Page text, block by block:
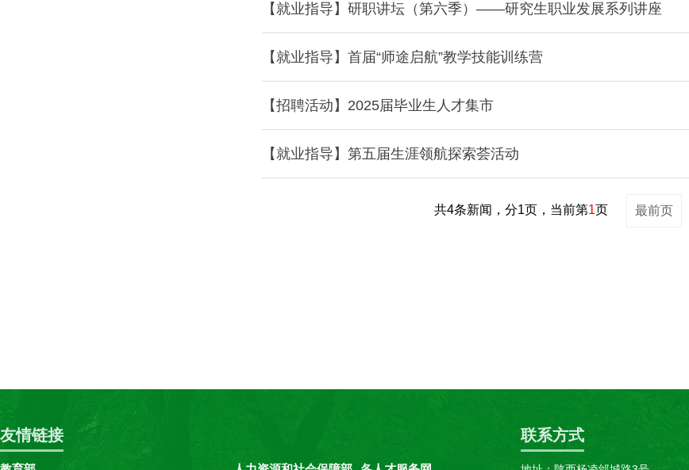
【就业指导】研职讲坛（第六季）——研究生职业发展系列讲座
【就业指导】首届“师途启航”教学技能训练营
【招聘活动】2025届毕业生人才集市
【就业指导】第五届生涯领航探索荟活动
共4条新闻，分1页，当前第1页 最前页
友情链接 联系方式